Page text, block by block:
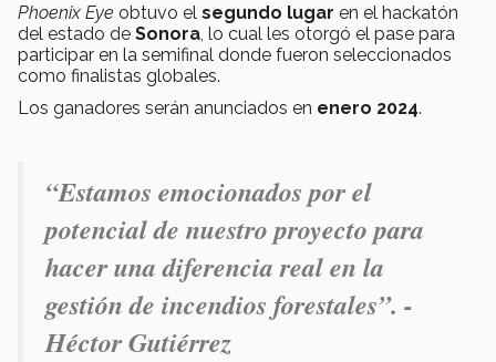
Phoenix Eye obtuvo el segundo lugar en el hackatón
del estado de Sonora , lo cual les otorgó el pase para
participar en la semifinal donde fueron seleccionados
como finalistas globales.
Los ganadores serán anunciados en enero 2024.
“Estamos emocionados por el
potencial de nuestro proyecto para
hacer una diferencia real en la
gestión de incendios forestales”. -
Héctor Gutiérrez